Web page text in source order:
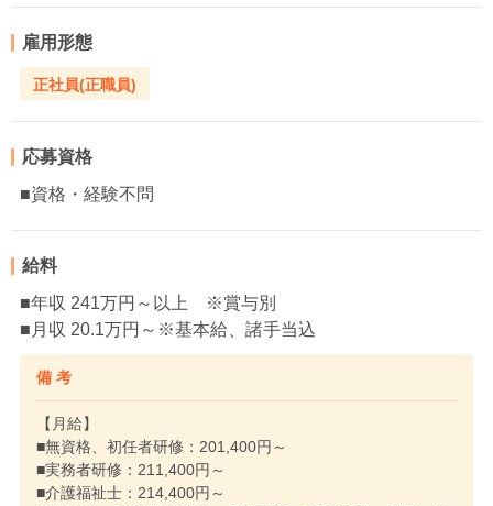
雇用形態
正社員(正職員)
応募資格
■資格・経験不問
給料
■年収 241万円～以上 ※賞与別
■月収 20.1万円～※基本給、諸手当込
備 考
【月給】
■無資格、初任者研修：201,400円～
■実務者研修：211,400円～
■介護福祉士：214,400円～